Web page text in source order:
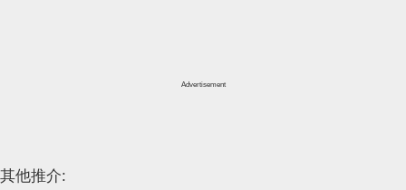
Advertisement
其他推介: